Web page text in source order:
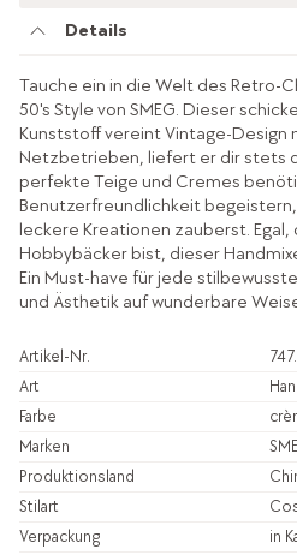
Details
Tauche ein in die Welt des Retro-
50's Style von SMEG. Dieser
Kunststoff vereint Vintage-
Netzbetrieben, liefert er dir stets
perfekte Teige und Cremes
Benutzerfreundlichkeit
leckere Kreationen zauberst.
Hobbybäcker bist, dieser
Ein Must-have für jede
und Ästhetik auf wunderbare
Artikel-Nr.
Art
Farbe
Marken
Produktionsland
Stilart
Verpackung
in